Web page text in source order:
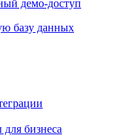
базу данных